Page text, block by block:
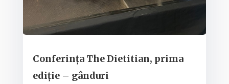
Conferința The Dietitian, prima
ediție – gânduri